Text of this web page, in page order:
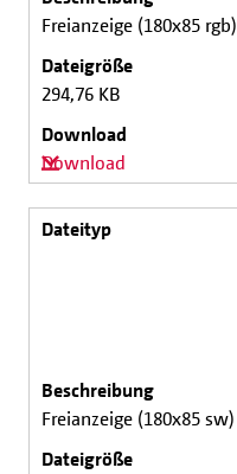
Freianzeige (180x85 rgb)
294,76 KB
Download
Freianzeige (180x85 sw)